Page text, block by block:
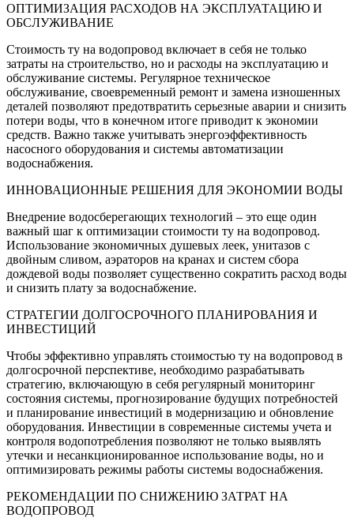
ОПТИМИЗАЦИЯ РАСХОДОВ НА ЭКСПЛУАТАЦИЮ И
ОБСЛУЖИВАНИЕ
Стоимость ту на водопровод включает в себя не только
затраты на строительство, но и расходы на эксплуатацию и
обслуживание системы. Регулярное техническое
обслуживание, своевременный ремонт и замена изношенных
деталей позволяют предотвратить серьезные аварии и снизить
потери воды, что в конечном итоге приводит к экономии
средств. Важно также учитывать энергоэффективность
насосного оборудования и системы автоматизации
водоснабжения.
ИННОВАЦИОННЫЕ РЕШЕНИЯ ДЛЯ ЭКОНОМИИ ВОДЫ
Внедрение водосберегающих технологий – это еще один
важный шаг к оптимизации стоимости ту на водопровод.
Использование экономичных душевых леек, унитазов с
двойным сливом, аэраторов на кранах и систем сбора
дождевой воды позволяет существенно сократить расход воды
и снизить плату за водоснабжение.
СТРАТЕГИИ ДОЛГОСРОЧНОГО ПЛАНИРОВАНИЯ И
ИНВЕСТИЦИЙ
Чтобы эффективно управлять стоимостью ту на водопровод в
долгосрочной перспективе, необходимо разрабатывать
стратегию, включающую в себя регулярный мониторинг
состояния системы, прогнозирование будущих потребностей
и планирование инвестиций в модернизацию и обновление
оборудования. Инвестиции в современные системы учета и
контроля водопотребления позволяют не только выявлять
утечки и несанкционированное использование воды, но и
оптимизировать режимы работы системы водоснабжения.
РЕКОМЕНДАЦИИ ПО СНИЖЕНИЮ ЗАТРАТ НА
ВОДОПРОВОД